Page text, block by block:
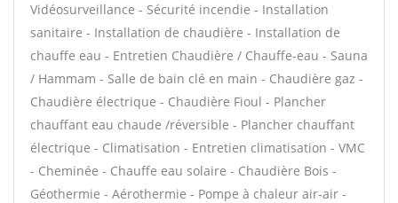
Vidéosurveillance - Sécurité incendie - Installation
sanitaire - Installation de chaudière - Installation de
chauffe eau - Entretien Chaudière / Chauffe-eau - Sauna
/ Hammam - Salle de bain clé en main - Chaudière gaz -
Chaudière électrique - Chaudière Fioul - Plancher
chauffant eau chaude /réversible - Plancher chauffant
électrique - Climatisation - Entretien climatisation - VMC
- Cheminée - Chauffe eau solaire - Chaudière Bois -
Géothermie - Aérothermie - Pompe à chaleur air-air -